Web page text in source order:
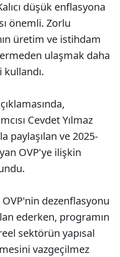
düşük enflasyona
önemli. Zorlu
üretim ve istihdam
ulaşmak daha
Cevdet Yılmaz
paylaşılan ve 2025-
OVP'ye ilişkin
dezenflasyonu
ederken, programın
sektörün yapısal
vazgeçilmez